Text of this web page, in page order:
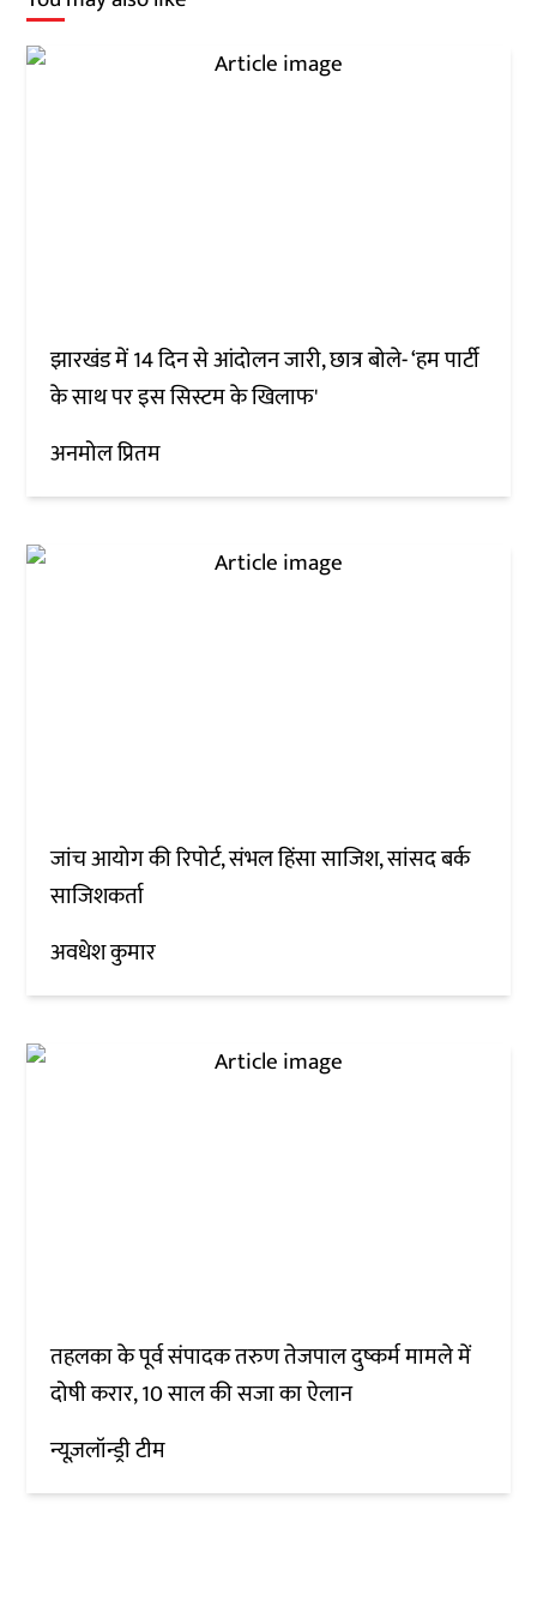
झारखंड में 14 दिन से आंदोलन जारी, छात्र बोले- ‘हम पार्टी
के साथ पर इस सिस्टम के खिलाफ'
अनमोल प्रितम
जांच आयोग की रिपोर्ट, संभल हिंसा साजिश, सांसद बर्क
साजिशकर्ता
अवधेश कुमार
तहलका के पूर्व संपादक तरुण तेजपाल दुष्कर्म मामले में
दोषी करार, 10 साल की सजा का ऐलान
न्यूज़लॉन्ड्री टीम